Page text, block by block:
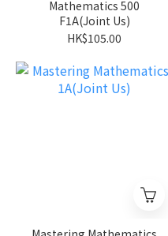
Mathematics 500
F1A(Joint Us)
HK$105.00